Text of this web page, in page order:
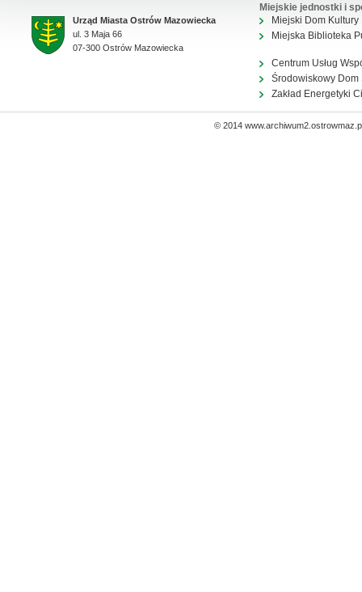
Urząd Miasta Ostrów Mazowiecka
ul. 3 Maja 66
07-300 Ostrów Mazowiecka
Miejskie jednostki i
Miejski Dom Kultury
Miejska Biblioteka
Centrum Usług
Środowiskowy Dom
Zakład Energetyki
© 2014